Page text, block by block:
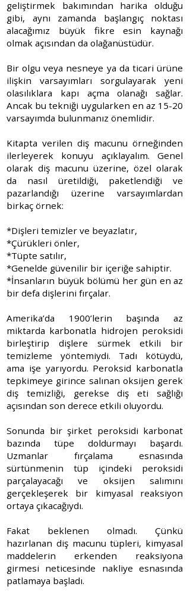
geliştirmek bakımından harika olduğu
gibi, aynı zamanda başlangıç noktası
alacağımız büyük fikre esin kaynağı
olmak açısından da olağanüstüdür.
Bir olgu veya nesneye ya da ticari ürüne
ilişkin varsayımları sorgulayarak yeni
olasılıklara kapı açma olanağı sağlar.
Ancak bu tekniği uygularken en az 15-20
varsayımda bulunmanız önemlidir.
Kitapta verilen diş macunu örneğinden
ilerleyerek konuyu açıklayalım. Genel
olarak diş macunu üzerine, özel olarak
da nasıl üretildiği, paketlendiği ve
pazarlandığı üzerine varsayımlardan
birkaç örnek:
*Dişleri temizler ve beyazlatır,
*Çürükleri önler,
*Tüpte satılır,
*Genelde güvenilir bir içeriğe sahiptir.
*İnsanların büyük bölümü her gün en az
bir defa dişlerini fırçalar.
Amerika’da 1900’lerin başında az
miktarda karbonatla hidrojen peroksidi
birleştirip dişlere sürmek etkili bir
temizleme yöntemiydi. Tadı kötüydü,
ama işe yarıyordu. Peroksid karbonatla
tepkimeye girince salınan oksijen gerek
diş temizliği, gerekse diş eti sağlığı
açısından son derece etkili oluyordu.
Sonunda bir şirket peroksidi karbonat
bazında tüpe doldurmayı başardı.
Uzmanlar fırçalama esnasında
sürtünmenin tüp içindeki peroksidi
parçalayacağı ve oksijen salımını
gerçekleşerek bir kimyasal reaksiyon
ortaya çıkacağıydı.
Fakat beklenen olmadı. Çünkü
hazırlanan diş macunu tüpleri, kimyasal
maddelerin erkenden reaksiyona
girmesi neticesinde nakliye esnasında
patlamaya başladı.